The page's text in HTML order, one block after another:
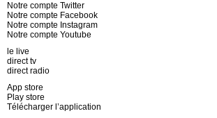
Notre compte Twitter
Notre compte Facebook
Notre compte Instagram
Notre compte Youtube
le live
direct tv
direct radio
App store
Play store
Télécharger l’application